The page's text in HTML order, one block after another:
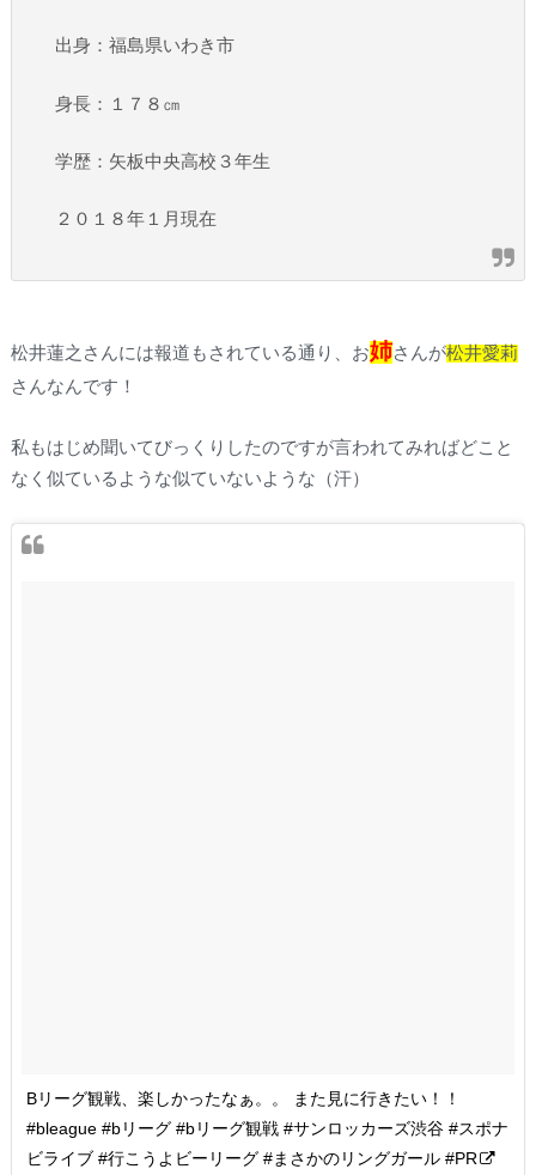
出身：福島県いわき市
身長：１７８㎝
学歴：矢板中央高校３年生
２０１８年１月現在
松井蓮之さんには報道もされている通り、お姉さんが松井愛莉
さんなんです！
私もはじめ聞いてびっくりしたのですが言われてみればどこと
なく似ているような似ていないような（汗）
Bリーグ観戦、楽しかったなぁ。。 また見に行きたい！！
#bleague #bリーグ #bリーグ観戦 #サンロッカーズ渋谷 #スポナ
ビライブ #行こうよビーリーグ #まさかのリングガール #PR